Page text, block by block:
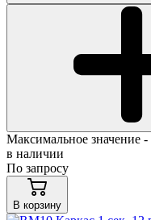
Максимальное значение -
в наличии
По запросу
В корзину